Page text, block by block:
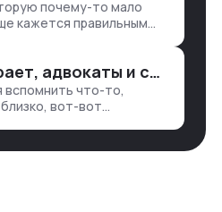
почему-то мало
кажется правильным
е…
Интернет умирает, адвокаты и судьи в растерянности, а я хочу песню
что-то,
вот-вот
не повезе…